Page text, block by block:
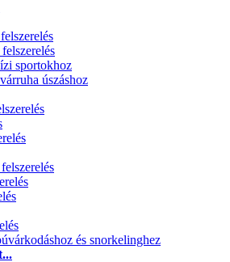
sportokhoz
úszáshoz
és snorkelinghez